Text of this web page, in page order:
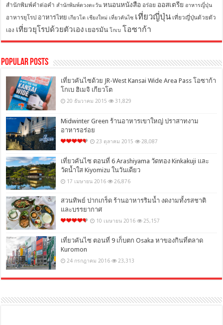
สำนักพิมพ์คำต่อคำ สำนักพิมพ์ดวงตะวัน หนอนหนังสือ อร่อย ออสเตรีย อาหารญี่ปุ่น
อาหารยุโรป อาหารไทย เกียวโต เชียงใหม่ เที่ยวคันไซ เที่ยวญี่ปุ่น เที่ยวญี่ปุ่นด้วยตัว
เอง เที่ยวยุโรปด้วยตัวเอง เยอรมัน โกเบ โอซาก้า
Popular Posts
เที่ยวคันไซด้วย JR-West Kansai Wide Area Pass โอซาก้า
โกเบ ฮิเมจิ เกียวโต
20 ธันวาคม 2015 31,829
Midwinter Green ร้านอาหารเขาใหญ่ ปราสาทงาม
อาหารอร่อย
23 ตุลาคม 2015 28,087
เที่ยวคันไซ ตอนที่ 6 Arashiyama วัดทอง Kinkakuji และ
วัดน้ำใส Kiyomizu ในวันเดียว
17 เมษายน 2016 26,876
สวนทิพย์ ปากเกร็ด ร้านอาหารริมน้ำ งดงามทั้งรสชาติ
และบรรยากาศ
10 เมษายน 2016 25,157
เที่ยวคันไซ ตอนที่ 9 เก็บตก Osaka หาของกินที่ตลาด
Kuromon
24 กรกฎาคม 2016 23,313